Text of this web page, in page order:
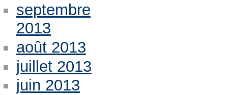
septembre
2013
août 2013
juillet 2013
juin 2013